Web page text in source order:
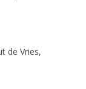
de Vries,